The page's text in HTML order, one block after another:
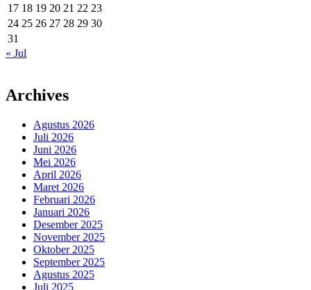
17 18 19 20 21 22 23
24 25 26 27 28 29 30
31
« Jul
Archives
Agustus 2026
Juli 2026
Juni 2026
Mei 2026
April 2026
Maret 2026
Februari 2026
Januari 2026
Desember 2025
November 2025
Oktober 2025
September 2025
Agustus 2025
Juli 2025